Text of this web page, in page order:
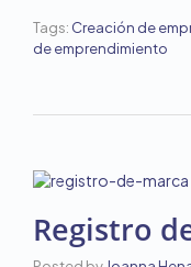
Tags: Creación de
de emprendimiento
Registro